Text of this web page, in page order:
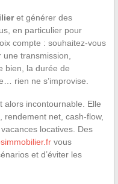
et générer des
en particulier pour
compte : souhaitez-vous
transmission,
bien, la durée de
rien ne s’improvise.
alors incontournable. Elle
net, cash-flow,
locatives. Des
vous
et d’éviter les